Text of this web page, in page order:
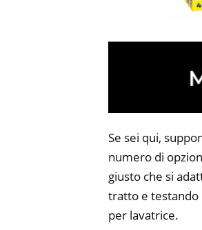
Se sei qui,
numero di
giusto che si
tratto e testando
per lavatrice.